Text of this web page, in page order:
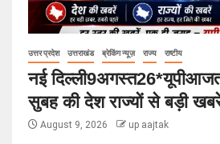
उत्तर प्रदेश उत्तराखंड ब्रेकिंग न्यूज़ राज्य राष्टीय
नई
सुबह की देश राज्यों से बड़ी
August 9, 2026 up aajtak